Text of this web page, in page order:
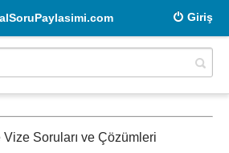
Giriş
Soruları ve Çözümleri